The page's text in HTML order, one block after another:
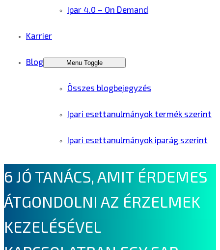
Ipar 4.0 – On Demand
Karrier
Blog Menu Toggle
Összes blogbejegyzés
Ipari esettanulmányok termék szerint
Ipari esettanulmányok iparág szerint
6 JÓ TANÁCS, AMIT ÉRDEMES
ÁTGONDOLNI AZ ÉRZELMEK
KEZELÉSÉVEL